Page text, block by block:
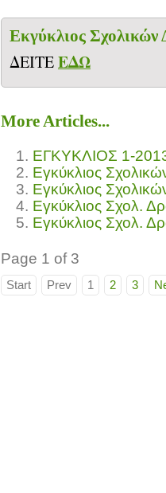
Eκγύκλιος
ΔΕΙΤΕΕΔΩ
More Articles...
ΕΓΚΥΚΛΙΟΣ 1-
Εγκύκλιος
Εγκύκλιος
Εγκύκλιος Σχολ.
Εγκύκλιος Σχολ.
Page 1 of 3
Start Prev 1 2 3